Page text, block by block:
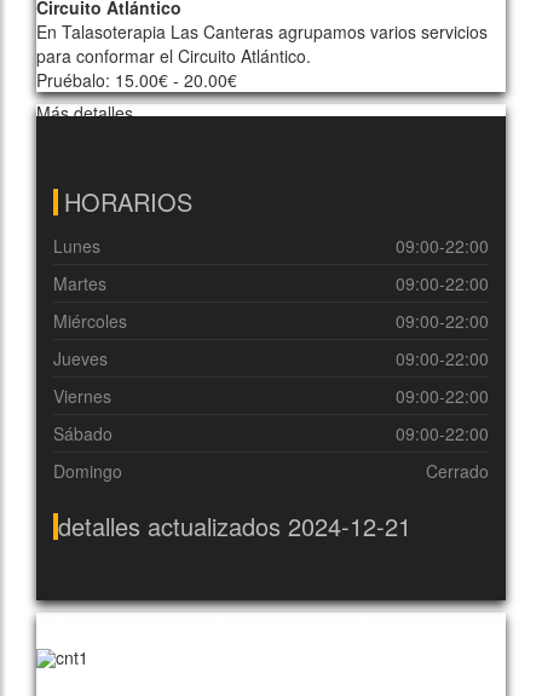
Circuito Atlántico
En Talasoterapia Las Canteras agrupamos varios servicios
para conformar el Circuito Atlántico.
Pruébalo: 15.00€ - 20.00€
Más detalles…
HORARIOS
Lunes
09:00-22:00
Martes
09:00-22:00
Miércoles
09:00-22:00
Jueves
09:00-22:00
Viernes
09:00-22:00
Sábado
09:00-22:00
Domingo
Cerrado
detalles actualizados 2024-12-21